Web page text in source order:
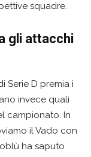
squadre.
gli attacchi
Serie D premia i
invece quali
campionato. In
il Vado con
ha saputo